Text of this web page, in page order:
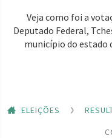
Veja como foi a
Deputado Federal,
município do estado
ELEIÇÕES